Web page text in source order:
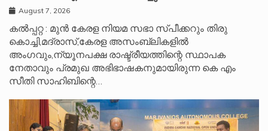
August 7, 2026
കൽപ്പറ്റ : മുൻ കേരള നിയമ സഭാ സ്പീക്കറും തിരു
കൊച്ചി,മദ്രാസ്,കേരള അസംബ്ലികളിൽ
അംഗവും,ന്യൂനപക്ഷ രാഷ്ട്രീയത്തിന്റെ സ്ഥാപക
നേതാവും പ്രമുഖ അഭിഭാഷകനുമായിരുന്ന കെ എം
സീതി സാഹിബിന്റെ…